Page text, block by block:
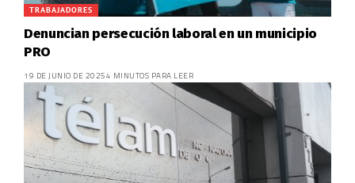
TRABAJADORES
Denuncian persecución laboral en un municipio
PRO
19 DE JUNIO DE 20254 MINUTOS PARA LEER